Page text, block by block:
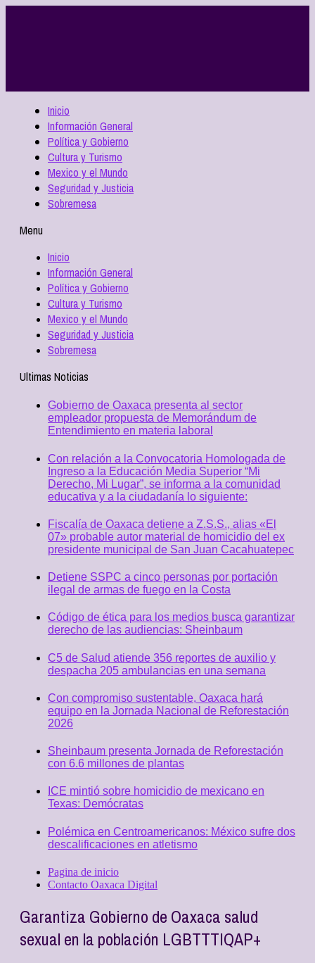
Inicio
Información General
Política y Gobierno
Cultura y Turismo
Mexico y el Mundo
Seguridad y Justicia
Sobremesa
Menu
Inicio
Información General
Política y Gobierno
Cultura y Turismo
Mexico y el Mundo
Seguridad y Justicia
Sobremesa
Ultimas Noticias
Gobierno de Oaxaca presenta al sector
empleador propuesta de Memorándum de
Entendimiento en materia laboral
Con relación a la Convocatoria Homologada de
Ingreso a la Educación Media Superior “Mi
Derecho, Mi Lugar”, se informa a la comunidad
educativa y a la ciudadanía lo siguiente:
Fiscalía de Oaxaca detiene a Z.S.S., alias «El
07» probable autor material de homicidio del ex
presidente municipal de San Juan Cacahuatepec
Detiene SSPC a cinco personas por portación
ilegal de armas de fuego en la Costa
Código de ética para los medios busca garantizar
derecho de las audiencias: Sheinbaum
C5 de Salud atiende 356 reportes de auxilio y
despacha 205 ambulancias en una semana
Con compromiso sustentable, Oaxaca hará
equipo en la Jornada Nacional de Reforestación
2026
Sheinbaum presenta Jornada de Reforestación
con 6.6 millones de plantas
ICE mintió sobre homicidio de mexicano en
Texas: Demócratas
Polémica en Centroamericanos: México sufre dos
descalificaciones en atletismo
Pagina de inicio
Contacto Oaxaca Digital
Garantiza Gobierno de Oaxaca salud
sexual en la población LGBTTTIQAP+